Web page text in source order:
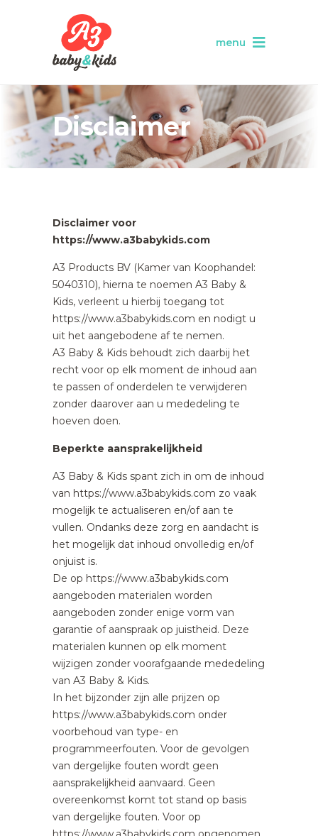
menu
Disclaimer
Disclaimer voor
https://www.a3babykids.com
A3 Products BV (Kamer van Koophandel:
5040310), hierna te noemen A3 Baby &
Kids, verleent u hierbij toegang tot
https://www.a3babykids.com en nodigt u
uit het aangebodene af te nemen.
A3 Baby & Kids behoudt zich daarbij het
recht voor op elk moment de inhoud aan
te passen of onderdelen te verwijderen
zonder daarover aan u mededeling te
hoeven doen.
Beperkte aansprakelijkheid
A3 Baby & Kids spant zich in om de inhoud
van https://www.a3babykids.com zo vaak
mogelijk te actualiseren en/of aan te
vullen. Ondanks deze zorg en aandacht is
het mogelijk dat inhoud onvolledig en/of
onjuist is.
De op https://www.a3babykids.com
aangeboden materialen worden
aangeboden zonder enige vorm van
garantie of aanspraak op juistheid. Deze
materialen kunnen op elk moment
wijzigen zonder voorafgaande mededeling
van A3 Baby & Kids.
In het bijzonder zijn alle prijzen op
https://www.a3babykids.com onder
voorbehoud van type- en
programmeerfouten. Voor de gevolgen
van dergelijke fouten wordt geen
aansprakelijkheid aanvaard. Geen
overeenkomst komt tot stand op basis
van dergelijke fouten. Voor op